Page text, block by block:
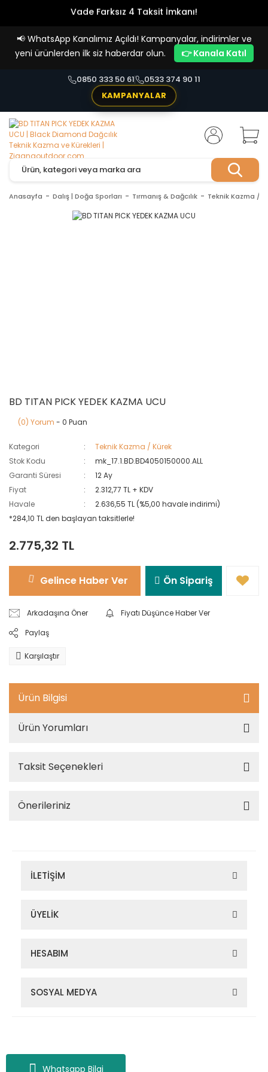
Whatsapp Bilgi
Vade Farksız 4 Taksit İmkanı!
📢 WhatsApp Kanalımız Açıldı! Kampanyalar, indirimler ve
yeni ürünlerden ilk siz haberdar olun.
👉 Kanala Katıl
0850 333 50 61
0533 374 90 11
KAMPANYALAR
Anasayfa Dalış | Doğa Sporları Tırmanış & Dağcılık Teknik Kazma /
BD TITAN PICK YEDEK KAZMA UCU
(0) Yorum - 0 Puan
Kategori
Teknik Kazma / Kürek
Stok Kodu
mk_17.1.BD.BD4050150000.ALL
Garanti Süresi
12 Ay
Fiyat
2.312,77 TL + KDV
Havale
2.636,55 TL (%5,00 havale indirimi)
*284,10 TL den başlayan taksitlerle!
2.775,32 TL
Gelince Haber Ver Ön Sipariş
Arkadaşına Öner
Fiyatı Düşünce Haber Ver
Paylaş
Karşılaştır
Ürün Bilgisi
Ürün Yorumları
Taksit Seçenekleri
Önerileriniz
İLETİŞİM
ÜYELİK
HESABIM
SOSYAL MEDYA